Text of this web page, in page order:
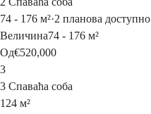
74 - 176 м²·2 планова доступно
Величина74 - 176 м²
Од€520,000
3
3 Спаваћа соба
124 м²